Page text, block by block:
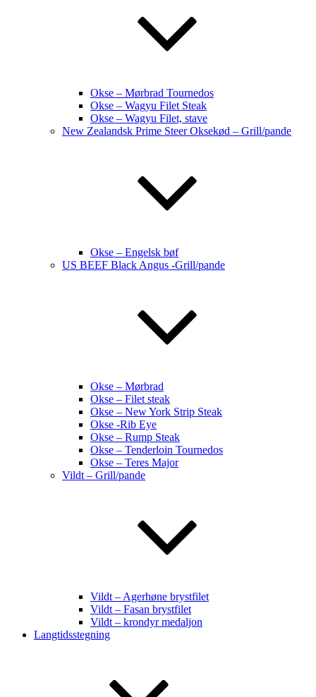
Okse – Mørbrad Tournedos
Okse – Wagyu Filet Steak
Okse – Wagyu Filet, stave
New Zealandsk Prime Steer Oksekød – Grill/pande
Okse – Engelsk bøf
US BEEF Black Angus -Grill/pande
Okse – Mørbrad
Okse – Filet steak
Okse – New York Strip Steak
Okse -Rib Eye
Okse – Rump Steak
Okse – Tenderloin Tournedos
Okse – Teres Major
Vildt – Grill/pande
Vildt – Agerhøne brystfilet
Vildt – Fasan brystfilet
Vildt – krondyr medaljon
Langtidsstegning